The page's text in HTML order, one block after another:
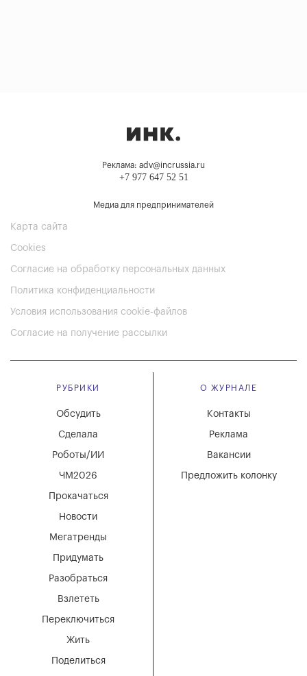
Реклама: adv@incrussia.ru
+7 977 647 52 51
Медиа для предпринимателей
Карта сайта
Cookies
Согласие на обработку персональных данных
Политика конфиденциальности
Условия использования cookie-файлов
Согласие на получение рассылки
РУБРИКИ
Мегатренды
Придумать
Разобраться
Взлететь
Новости
Переключиться
Жить
Поделиться
Обсудить
Сделала
Роботы/ИИ
ЧМ2026
Прокачаться
О ЖУРНАЛЕ
Вакансии
Реклама
Контакты
Предложить колонку